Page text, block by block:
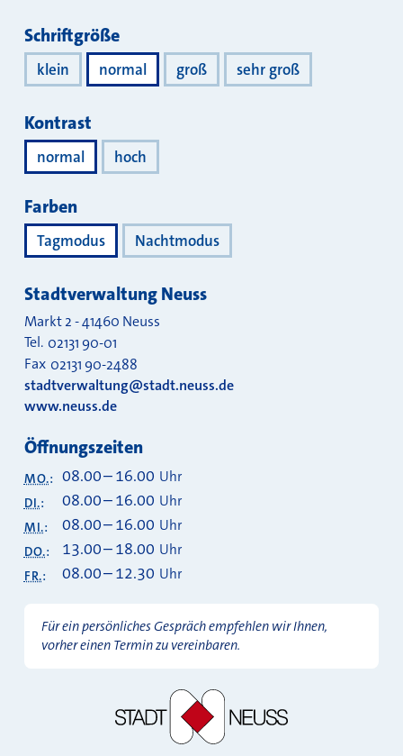
Darstellung
Schriftgröße
klein normal groß sehr groß
Kontrast
normal hoch
Farben
Tagmodus Nachtmodus
Stadtverwaltung Neuss
Markt 2-41460 Neuss
Tel. 02131 90-01
Fax 02131 90-2488
stadtverwaltung@stadt.neuss.de
www.neuss.de
Öffnungszeiten
MO.: 08.00–16.00 Uhr
DI.: 08.00–16.00 Uhr
MI.: 08.00–16.00 Uhr
DO.: 13.00–18.00 Uhr
FR.: 08.00–12.30 Uhr
Für ein persönliches Gespräch empfehlen wir Ihnen,
vorher einen Termin zu vereinbaren.